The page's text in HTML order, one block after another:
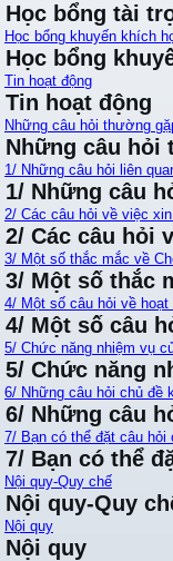
Học bổng tài
Học bổng khuyến khích
Học bổng
Tin hoạt động
Tin hoạt động
Những câu hỏi thường
Những câu hỏi
1/ Những câu hỏi liên
1/ Những câu
2/ Các câu hỏi về việc
2/ Các câu hỏi
3/ Một số thắc mắc về
3/ Một số thắc
4/ Một số câu hỏi về
4/ Một số câu
5/ Chức năng nhiệm vụ
5/ Chức năng
6/ Những câu hỏi chủ đề
6/ Những câu
7/ Bạn có thể đặt câu hỏi
7/ Bạn có thể
Nội quy-Quy chế
Nội quy-Quy
Nội quy
Nội quy